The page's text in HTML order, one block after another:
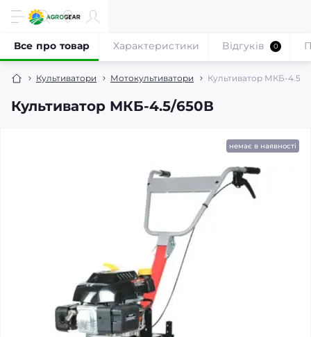
Культиватори Мотокультиватори Культиватор МКБ-4.5/
Культиватор МКБ-4.5/650В
Все про товар Характеристики Відгуків 0
немає в наявності